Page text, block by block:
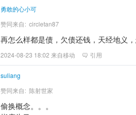
勇敢的心小可
赞同来自: circletan87
再怎么样都是债，欠债还钱，天经地义
2024-08-23 18:02 来自移动 引用
suliang
赞同来自: 陈射世家
偷换概念。。。